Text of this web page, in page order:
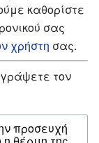
καθορίστε
σας
χρήστη σας.
τον